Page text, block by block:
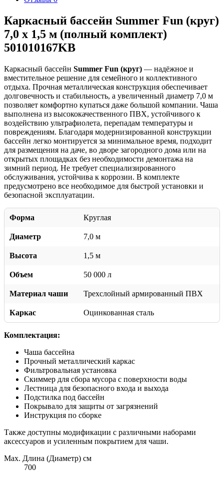
Каркасный бассейн Summer Fun (круг)
7,0 х 1,5 м (полный комплект)
501010167KB
Каркасный бассейн Summer Fun (круг) — надёжное и
вместительное решение для семейного и коллективного
отдыха. Прочная металлическая конструкция обеспечивает
долговечность и стабильность, а увеличенный диаметр 7,0 м
позволяет комфортно купаться даже большой компании. Чаша
выполнена из высококачественного ПВХ, устойчивого к
воздействию ультрафиолета, перепадам температуры и
повреждениям. Благодаря модернизированной конструкции
бассейн легко монтируется за минимальное время, подходит
для размещения на даче, во дворе загородного дома или на
открытых площадках без необходимости демонтажа на
зимний период. Не требует специализированного
обслуживания, устойчива к коррозии. В комплекте
предусмотрено все необходимое для быстрой установки и
безопасной эксплуатации.
Форма Круглая
Диаметр 7,0 м
Высота 1,5 м
Объем 50 000 л
Материал чаши Трехслойный армированный ПВХ
Каркас Оцинкованная сталь
Комплектация:
Чаша бассейна
Прочный металлический каркас
Фильтровальная установка
Скиммер для сбора мусора с поверхности воды
Лестница для безопасного входа и выхода
Подстилка под бассейн
Покрывало для защиты от загрязнений
Инструкция по сборке
Также доступны модификации с различными наборами
аксессуаров и усиленным покрытием для чаши.
Max. Длина (Диаметр) см
700